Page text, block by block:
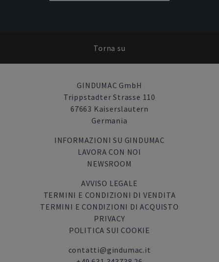
Torna su
GINDUMAC GmbH
Trippstadter Strasse 110
67663 Kaiserslautern
Germania
INFORMAZIONI SU GINDUMAC
LAVORA CON NOI
NEWSROOM
AVVISO LEGALE
TERMINI E CONDIZIONI DI VENDITA
TERMINI E CONDIZIONI DI ACQUISTO
PRIVACY
POLITICA SUI COOKIE
contatti@gindumac.it